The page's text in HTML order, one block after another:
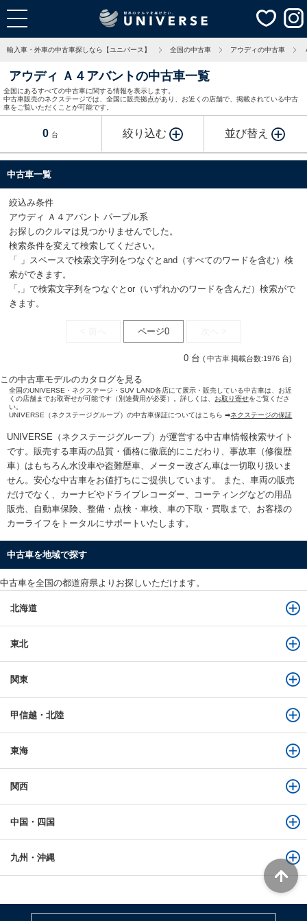
輸入車・外車の中古車探しなら【ユニバース】 全国の中古車 アウディの中古車
アウディ Ａ４アバントの中古車一覧
全国にあるすべての中古車に関する情報を表示します。
中古車販売のネクステージでは、全国に販売拠点があり、お近くの店舗で、掲載されている中古
車をご覧いただくことが可能です。
0 台 絞り込む 並び替え
中古車一覧
絞込み条件
アウディ Ａ４アバント パープル系
お探しのクルマは見つかりませんでした。
検索条件を変えて検索してください。
「 」スペースで検索文字列をつなぐとand（すべてのワードを含む）検
索ができます。
「,」で検索文字列をつなぐとor（いずれかのワードを含んだ）検索がで
きます。
ページ0
0 台 (中古車掲載台数:1976 台)
この中古車モデルのカタログを見る
全国のUNIVERSE・ネクステージ・SUV LAND各店にて展示・販売している中古車は、お近
くの店舗までお取寄せが可能です（別途費用が必要）。詳しくは、 お取り寄せをご覧くださ
い。
UNIVERSE（ネクステージグループ）の中古車保証についてはこちら ➡ネクステージの保証
UNIVERSE（ネクステージグループ）が運営する中古車情報検索サイト
です。販売する車両の品質・価格に徹底的にこだわり、事故車（修復歴
車）はもちろん水没車や盗難歴車、メーター改ざん車は一切取り扱いま
せん。安心な中古車をお値打ちにご提供しています。 また、車両の販売
だけでなく、カーナビやドライブレコーダー、コーティングなどの用品
販売、自動車保険、整備・点検・車検、車の下取・買取まで、お客様の
カーライフをトータルにサポートいたします。
中古車を地域で探す
中古車を全国の都道府県よりお探しいただけます。
北海道
東北
関東
甲信越・北陸
東海
関西
中国・四国
九州・沖縄